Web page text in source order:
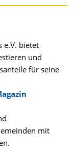
e.V. bietet
und
für seine
mit